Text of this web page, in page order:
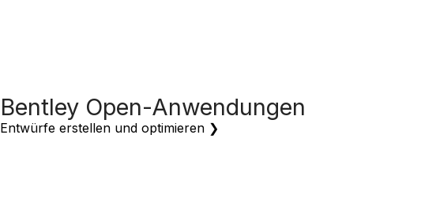
Bentley Open-Anwendungen
Entwürfe erstellen und optimieren ❯